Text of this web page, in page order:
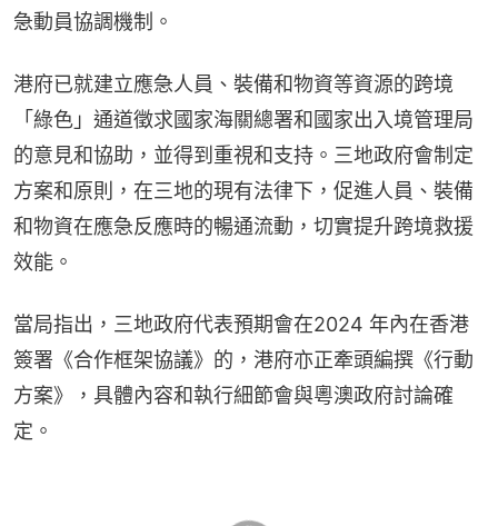
急動員協調機制。
港府已就建立應急人員、裝備和物資等資源的跨境
「綠色」通道徵求國家海關總署和國家出入境管理局
的意見和協助，並得到重視和支持。三地政府會制定
方案和原則，在三地的現有法律下，促進人員、裝備
和物資在應急反應時的暢通流動，切實提升跨境救援
效能。
當局指出，三地政府代表預期會在2024 年內在香港
簽署《合作框架協議》的，港府亦正牽頭編撰《行動
方案》，具體內容和執行細節會與粵澳政府討論確
定。